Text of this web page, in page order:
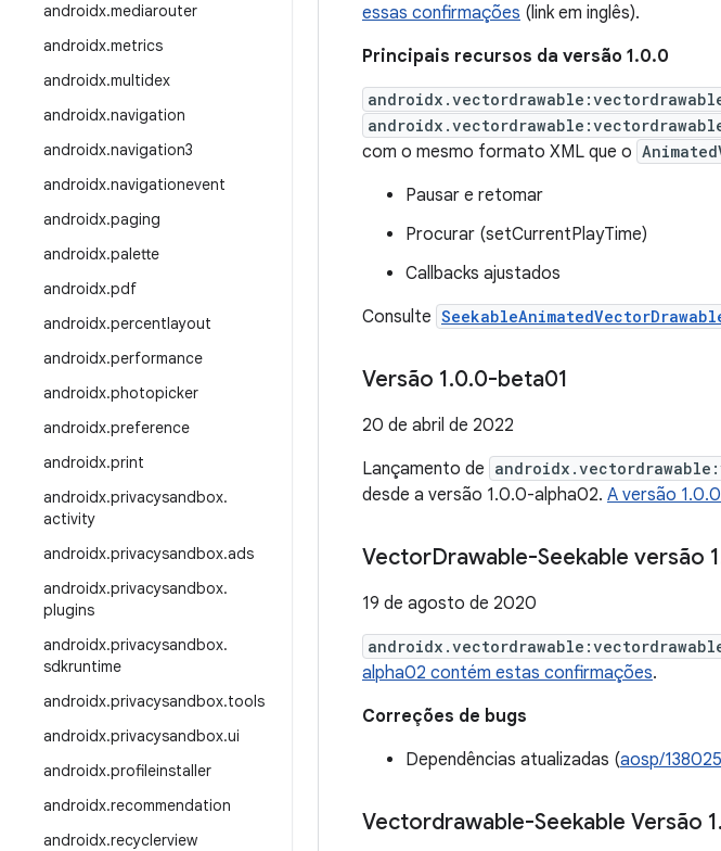
androidx.mediarouter
androidx.metrics
androidx.multidex
androidx.navigation
androidx.navigation3
androidx.navigationevent
androidx.paging
androidx.palette
androidx.pdf
androidx.percentlayout
androidx.performance
androidx.photopicker
androidx.preference
androidx.print
androidx.privacysandbox.
activity
androidx.privacysandbox.ads
androidx.privacysandbox.
plugins
androidx.privacysandbox.
sdkruntime
androidx.privacysandbox.tools
androidx.privacysandbox.ui
androidx.profileinstaller
androidx.recommendation
androidx.recyclerview
essas confirmações (link em inglês).
Principais recursos da versão 1.0.0
com o mesmo formato XML que o
Pausar e retomar
Procurar (setCurrentPlayTime)
Callbacks ajustados
Consulte
Versão 1.0.0-beta01
20 de abril de 2022
Lançamento de
desde a versão 1.0.0-alpha02. A versão
VectorDrawable-Seekable versão 1
19 de agosto de 2020
alpha02 contém estas confirmações.
Correções de bugs
Dependências atualizadas (aosp/
Vectordrawable-Seekable Versão 1.